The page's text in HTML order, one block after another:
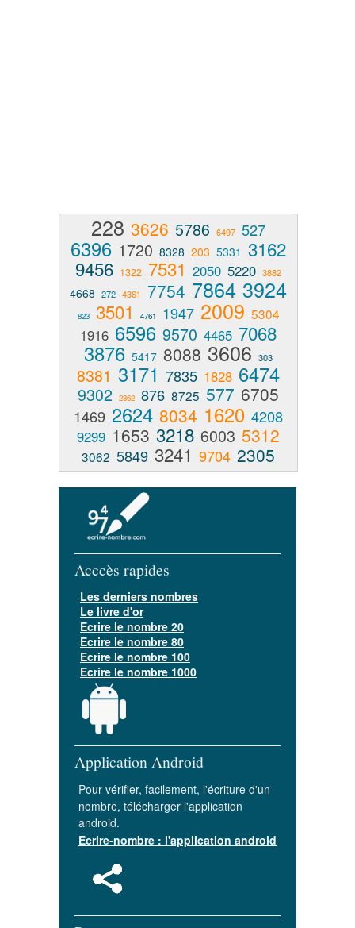
228 3626 5786 6497 527
6396 1720 8328 203 5331 3162
9456 1322 7531 2050 5220 3882
4668 272 4361 7754 7864 3924
823 3501 4761 1947 2009 5304
1916 6596 9570 4465 7068
3876 5417 8088 3606 303
8381 3171 7835 1828 6474
9302 2362 876 8725 577 6705
1469 2624 8034 1620 4208
9299 1653 3218 6003 5312
3062 5849 3241 9704 2305
Acccès rapides
Les derniers nombres
Le livre d'or
Ecrire le nombre 20
Ecrire le nombre 80
Ecrire le nombre 100
Ecrire le nombre 1000
Application Android
Pour vérifier, facilement, l'écriture d'un
nombre, télécharger l'application
android.
Ecrire-nombre : l'application android